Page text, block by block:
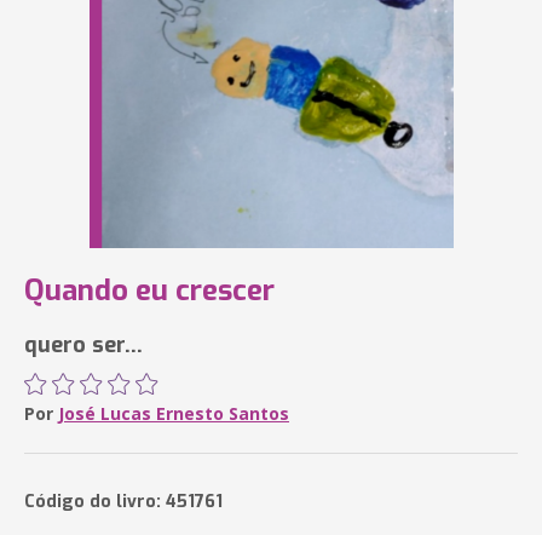
Quando eu crescer
quero ser...
Por José Lucas Ernesto Santos
Código do livro: 451761